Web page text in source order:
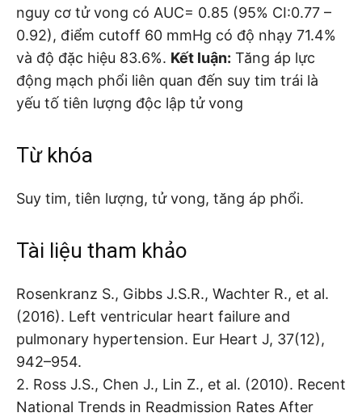
nguy cơ tử vong có AUC= 0.85 (95% CI:0.77 –
0.92), điểm cutoff 60 mmHg có độ nhạy 71.4%
và độ đặc hiệu 83.6%. Kết luận: Tăng áp lực
động mạch phổi liên quan đến suy tim trái là
yếu tố tiên lượng độc lập tử vong
Từ khóa
Suy tim, tiên lượng, tử vong, tăng áp phổi.
Tài liệu tham khảo
Rosenkranz S., Gibbs J.S.R., Wachter R., et al.
(2016). Left ventricular heart failure and
pulmonary hypertension. Eur Heart J, 37(12),
942–954.
2. Ross J.S., Chen J., Lin Z., et al. (2010). Recent
National Trends in Readmission Rates After